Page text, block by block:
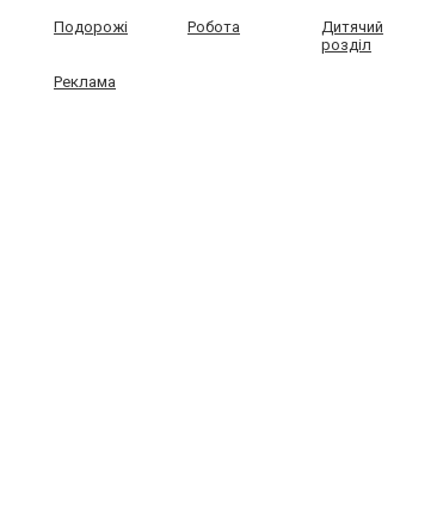
Подорожі Робота
Дитячий
розділ
Реклама